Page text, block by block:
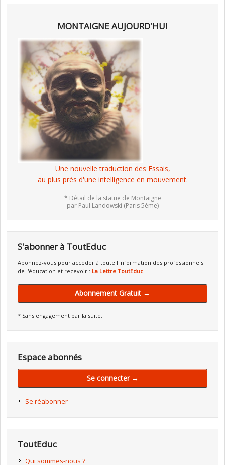
MONTAIGNE AUJOURD'HUI
Une nouvelle traduction des Essais,
au plus près d'une intelligence en mouvement.
* Détail de la statue de Montaigne
par Paul Landowski (Paris 5ème)
S'abonner à ToutEduc
Abonnez-vous pour accéder à toute l'information des professionnels
de l'éducation et recevoir : La Lettre ToutEduc
Abonnement Gratuit →
* Sans engagement par la suite.
Espace abonnés
Se connecter →
Se réabonner
ToutEduc
Qui sommes-nous ?